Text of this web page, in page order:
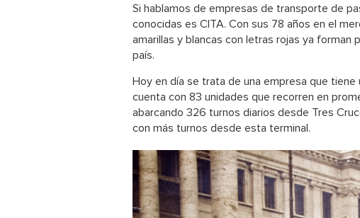
Si hablamos de empresas de transporte de
conocidas es CITA. Con sus 78 años en el
amarillas y blancas con letras rojas ya
país.
Hoy en día se trata de una empresa que
cuenta con 83 unidades que recorren en
abarcando 326 turnos diarios desde Tres
con más turnos desde esta terminal.